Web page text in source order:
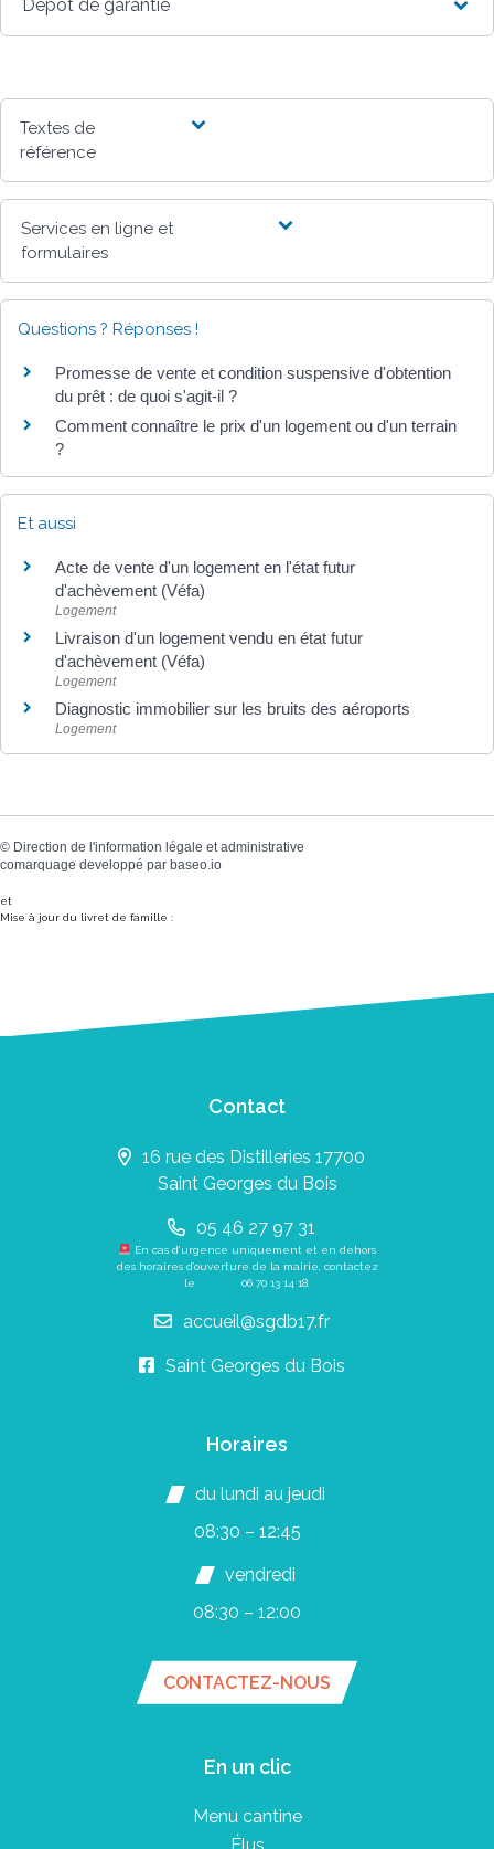
Dépôt de garantie
Textes de
référence
Services en ligne et
formulaires
Questions ? Réponses !
Promesse de vente et condition suspensive d'obtention
du prêt : de quoi s'agit-il ?
Comment connaître le prix d'un logement ou d'un terrain
?
Et aussi
Acte de vente d'un logement en l'état futur
d'achèvement (Véfa)
Logement
Livraison d'un logement vendu en état futur
d'achèvement (Véfa)
Logement
Diagnostic immobilier sur les bruits des aéroports
Logement
© Direction de l'information légale et administrative
comarquage developpé par baseo.io
et
Mise à jour du livret de famille :
Contact
16 rue des Distilleries 17700
Saint Georges du Bois
05 46 27 97 31
En cas d’urgence uniquement et en dehors
des horaires d’ouverture de la mairie, contactez
le 06 70 13 14 18.
accueil@sgdb17.fr
Saint Georges du Bois
Horaires
du lundi au jeudi
08:30 – 12:45
vendredi
08:30 – 12:00
CONTACTEZ-NOUS
En un clic
Menu cantine